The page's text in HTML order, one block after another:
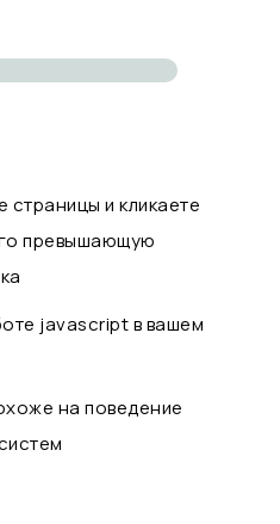
страницы и кликаете
превышающую
javascript в вашем
на поведение